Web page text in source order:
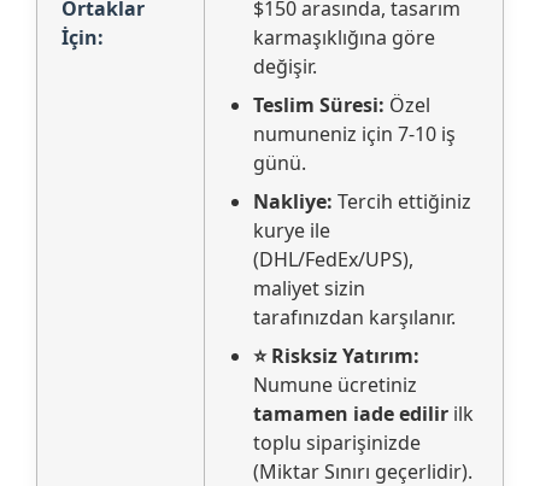
Ortaklar
İçin:
$150 arasında, tasarım
karmaşıklığına göre
değişir.
Teslim Süresi: Özel
numuneniz için 7-10 iş
günü.
Nakliye: Tercih ettiğiniz
kurye ile
(DHL/FedEx/UPS),
maliyet sizin
tarafınızdan karşılanır.
⭐ Risksiz Yatırım:
Numune ücretiniz
tamamen iade edilir ilk
toplu siparişinizde
(Miktar Sınırı geçerlidir).